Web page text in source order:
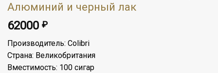
Алюминий и черный лак
62000 ₽
Производитель: Colibri
Страна: Великобритания
Вместимость: 100 сигар